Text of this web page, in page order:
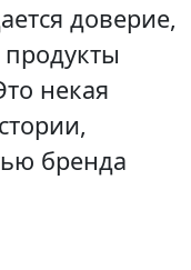
доверие,
некая
бренда